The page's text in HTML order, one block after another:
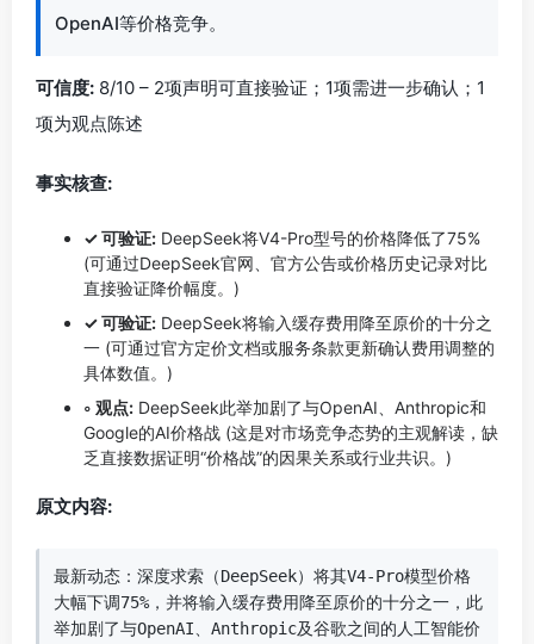
OpenAI等价格竞争。
可信度: 8/10 – 2项声明可直接验证；1项需进一步确认；1
项为观点陈述
事实核查:
✓ 可验证: DeepSeek将V4-Pro型号的价格降低了75%
(可通过DeepSeek官网、官方公告或价格历史记录对比
直接验证降价幅度。)
✓ 可验证: DeepSeek将输入缓存费用降至原价的十分之
一 (可通过官方定价文档或服务条款更新确认费用调整的
具体数值。)
◦ 观点: DeepSeek此举加剧了与OpenAI、Anthropic和
Google的AI价格战 (这是对市场竞争态势的主观解读，缺
乏直接数据证明“价格战”的因果关系或行业共识。)
原文内容:
最新动态：深度求索（DeepSeek）将其V4-Pro模型价格
大幅下调75%，并将输入缓存费用降至原价的十分之一，此
举加剧了与OpenAI、Anthropic及谷歌之间的人工智能价